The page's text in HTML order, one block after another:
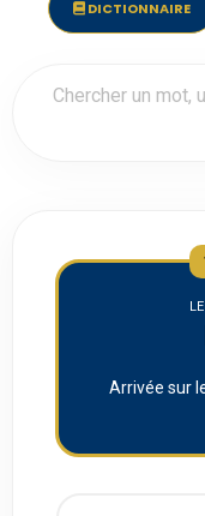
DICTIONNAIRE
Arrivée sur